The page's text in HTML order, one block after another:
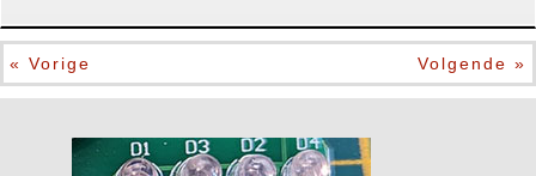
« Vorige Volgende »